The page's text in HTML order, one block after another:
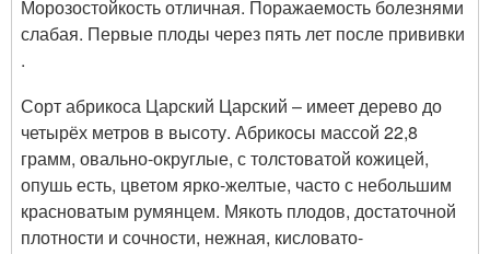
Морозостойкость отличная. Поражаемость болезнями
слабая. Первые плоды через пять лет после прививки
.
Сорт абрикоса Царский Царский – имеет дерево до
четырёх метров в высоту. Абрикосы массой 22,8
грамм, овально-округлые, с толстоватой кожицей,
опушь есть, цветом ярко-желтые, часто с небольшим
красноватым румянцем. Мякоть плодов, достаточной
плотности и сочности, нежная, кисловато-